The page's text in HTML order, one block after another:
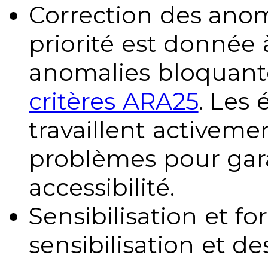
Correction des
priorité est donnée
anomalies
critères ARA25. Les
travaillent
problèmes pour
accessibilité.
Sensibilisation et
sensibilisation et